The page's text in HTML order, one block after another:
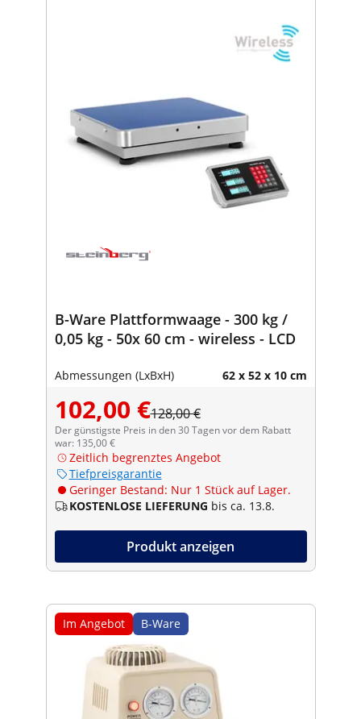
B-Ware Plattformwaage - 300 kg /
0,05 kg - 50x 60 cm - wireless - LCD
Abmessungen (LxBxH) 62 x 52 x 10 cm
102,00 €128,00 €
Der günstigste Preis in den 30 Tagen vor dem Rabatt
war: 135,00 €
Zeitlich begrenztes Angebot
Tiefpreisgarantie
Geringer Bestand: Nur 1 Stück auf Lager.
KOSTENLOSE LIEFERUNG bis ca. 13.8.
Produkt anzeigen
Im Angebot B-Ware